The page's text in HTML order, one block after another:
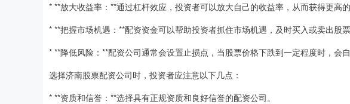
* **放大收益率：**通过杠杆效应，投资者可以放大自己的收益率，从而获得更高的
* **把握市场机遇：**配资资金可以帮助投资者抓住市场机遇，及时买入或卖出股票
* **降低风险：**配资公司通常会设置止损点，当股票价格下跌到一定程度时，会
选择济南股票配资公司时，投资者应注意以下几点：
* **资质和信誉：**选择具有正规资质和良好信誉的配资公司。